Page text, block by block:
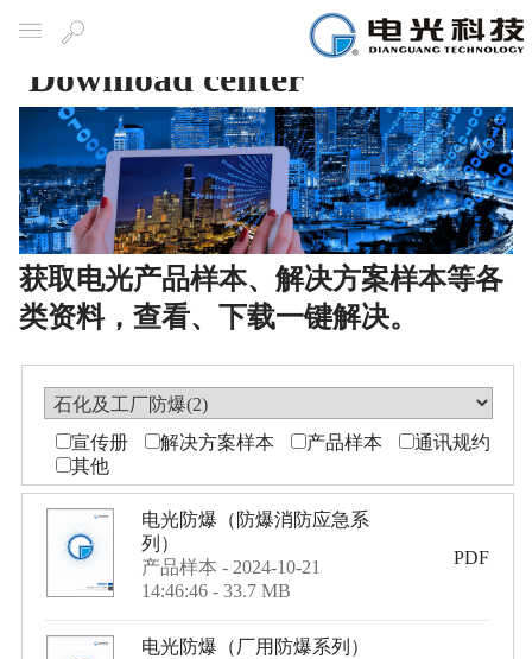
Navigation
Search
Download center
获取电光产品样本、解决方案样本等各
类资料，查看、下载一键解决。
宣传册 解决方案样本 产品样本
通讯规约
其他
电光防爆（防爆消防应急系
列）
产品样本 - 2024-10-21
14:46:46 - 33.7 MB
PDF
电光防爆（厂用防爆系列）